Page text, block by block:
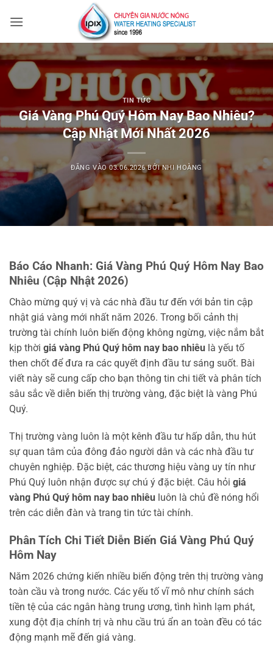
qua
dung
TIN TỨC
Giá Vàng Phú Quý Hôm Nay Bao Nhiêu?
Cập Nhật Mới Nhất 2026
ĐĂNG VÀO03.06.2026 BỞINHI HOÀNG
Báo Cáo Nhanh: Giá Vàng Phú Quý Hôm Nay Bao
Nhiêu (Cập Nhật 2026)
Chào mừng quý vị và các nhà đầu tư đến với bản tin cập
nhật giá vàng mới nhất năm 2026. Trong bối cảnh thị
trường tài chính luôn biến động không ngừng, việc nắm bắt
kịp thời giá vàng Phú Quý hôm nay bao nhiêu là yếu tố
then chốt để đưa ra các quyết định đầu tư sáng suốt. Bài
viết này sẽ cung cấp cho bạn thông tin chi tiết và phân tích
sâu sắc về diễn biến thị trường vàng, đặc biệt là vàng Phú
Quý.
Thị trường vàng luôn là một kênh đầu tư hấp dẫn, thu hút
sự quan tâm của đông đảo người dân và các nhà đầu tư
chuyên nghiệp. Đặc biệt, các thương hiệu vàng uy tín như
Phú Quý luôn nhận được sự chú ý đặc biệt. Câu hỏi giá
vàng Phú Quý hôm nay bao nhiêu luôn là chủ đề nóng hổi
trên các diễn đàn và trang tin tức tài chính.
Phân Tích Chi Tiết Diễn Biến Giá Vàng Phú Quý
Hôm Nay
Năm 2026 chứng kiến nhiều biến động trên thị trường vàng
toàn cầu và trong nước. Các yếu tố vĩ mô như chính sách
tiền tệ của các ngân hàng trung ương, tình hình lạm phát,
xung đột địa chính trị và nhu cầu trú ẩn an toàn đều có tác
động mạnh mẽ đến giá vàng.